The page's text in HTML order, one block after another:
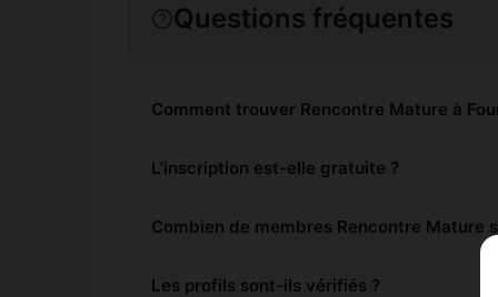
Questions fréquentes
Comment trouver Rencontre Mature à
L'inscription est-elle gratuite ?
Combien de membres Rencontre Mature
Les profils sont-ils vérifiés ?